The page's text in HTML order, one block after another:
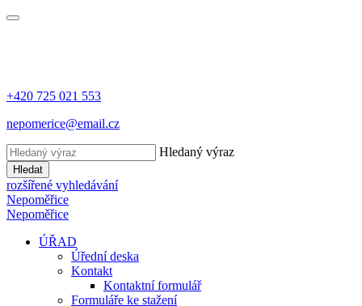
+420 725 021 553
nepomerice@email.cz
Hledaný výraz
Hledat
rozšířené vyhledávání
Nepoměřice
Nepoměřice
ÚŘAD
Úřední deska
Kontakt
Kontaktní formulář
Formuláře ke stažení